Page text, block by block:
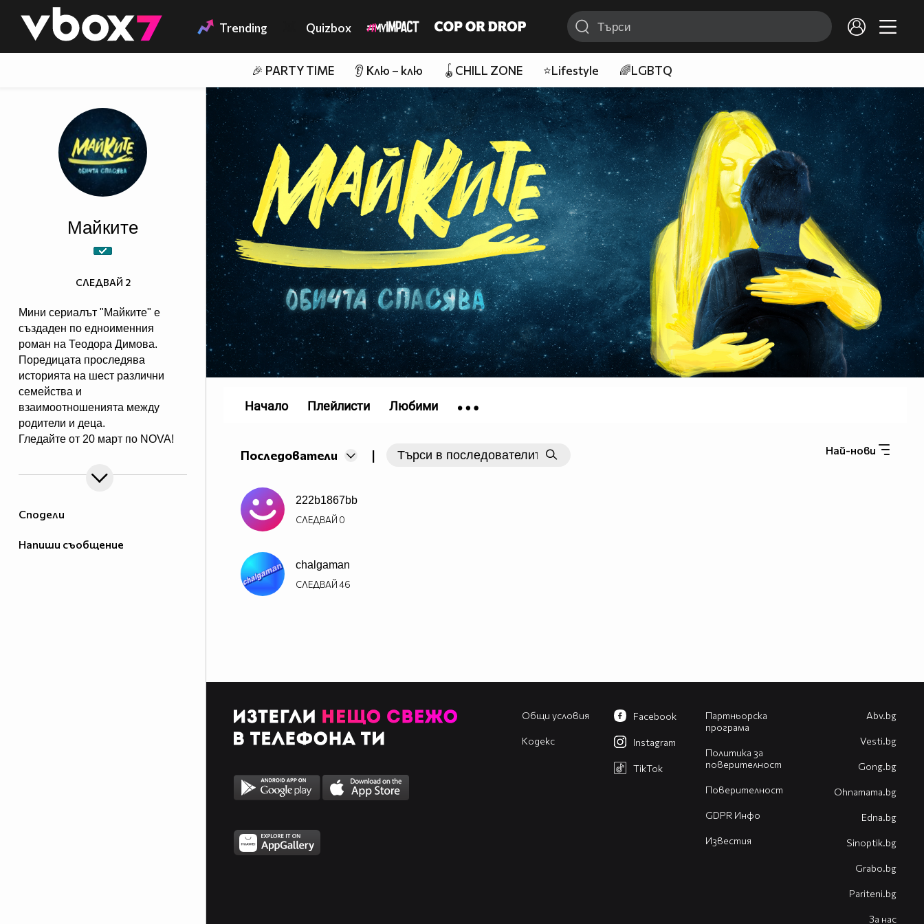
👾 Trending Quizbox
🎉 PARTY TIME 👂 Клю – клю 🪀CHILL ZONE ⭐Lifestyle 🌈LGBTQ
Сподели
Напиши съобщение
Майките
Мини сериалът "Майките" е
създаден по едноименния
роман на Теодора Димова.
Поредицата проследява
историята на шест различни
семейства и
взаимоотношенията между
родители и деца.
Гледайте от 20 март по NOVA!
СЛЕДВАЙ 2
Последователи | Най-нови
222b1867bb
СЛЕДВАЙ 0
chalgaman
СЛЕДВАЙ46
Начало Плейлисти Любими
Общи условия
Кодекс
Партньорска
програма
Политика за
поверителност
Поверителност
GDPR Инфо
Известия
Facebook
Instagram
TikTok
Abv.bg
Vesti.bg
Gong.bg
Оhnamama.bg
Edna.bg
Sinoptik.bg
Grabo.bg
Pariteni.bg
За нас